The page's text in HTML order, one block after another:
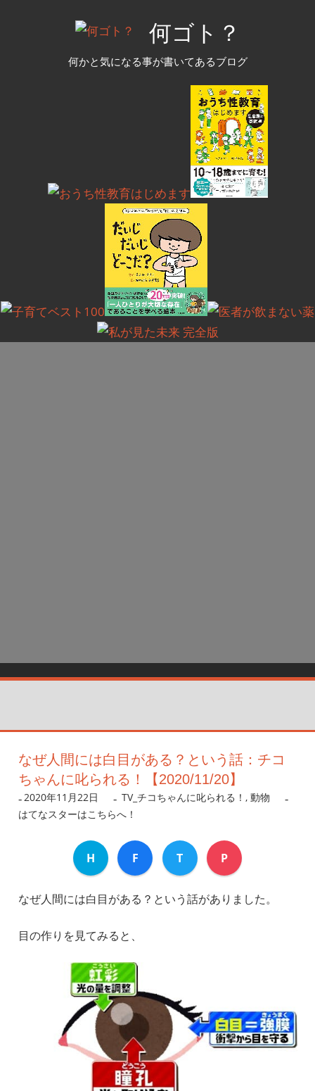
何ゴト？
何かと気になる事が書いてあるブログ
なぜ人間には白目がある？という話：チコ
ちゃんに叱られる！【2020/11/20】
2020年11月22日 nanigoto
TV_チコちゃんに叱られる！ , 動物
はてなスターはこちらへ！
H F T P
なぜ人間には白目がある？という話がありました。
目の作りを見てみると、